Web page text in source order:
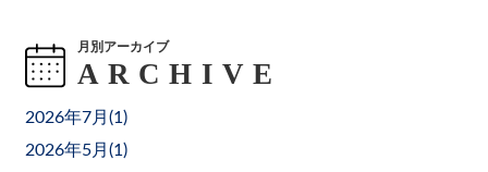
月別アーカイブ
2026年7月(1 )
2026年5月(1 )